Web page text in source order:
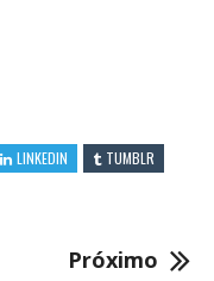
LINKEDIN
TUMBLR
Próximo